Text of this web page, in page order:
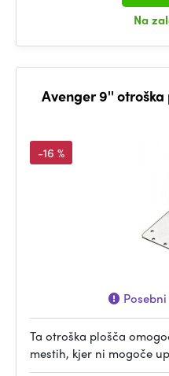
Na
Avenger 9'' otroška
-16 %
Ta otroška plošča
mestih, kjer ni mogoče